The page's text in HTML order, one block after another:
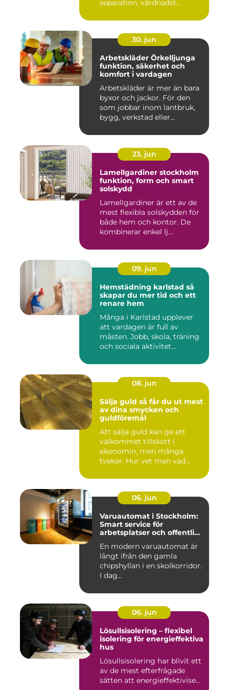
separation, vårdnadst...
30. jun
Arbetskläder Örkelljunga
funktion, säkerhet och
komfort i vardagen
Arbetskläder är mer än bara
byxor och jackor. För den
som jobbar inom lantbruk,
bygg, verkstad eller...
23. jun
Lamellgardiner stockholm
funktion, form och smart
solskydd
Lamellgardiner är ett av de
mest flexibla solskydden för
både hem och kontor. De
kombinerar enkel lj...
09. jun
Hemstädning karlstad så
skapar du mer tid och ett
renare hem
Många i Karlstad upplever
att vardagen är full av
måsten. Jobb, skola, träning
och sociala aktivitet...
08. jun
Sälja guld så får du ut mest
av dina smycken och
guldföremål
Att sälja guld kan ge ett
välkommet tillskott i
ekonomin, men många
tvekar. Hur vet man vad
06. jun
Varuautomat i Stockholm:
Smart service för
arbetsplatser och offentliga
En modern varuautomat är
långt ifrån den gamla
chipshyllan i en skolkorridor.
I dag...
06. jun
Lösullsisolering – flexibel
isolering för energieffektiva
hus
Lösullsisolering har blivit ett
av de mest efterfrågade
sätten att energieffektivise...